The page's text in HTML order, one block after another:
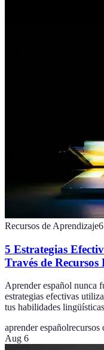
Recursos de Aprendizaje6
5 Estrategias
Través de Recursos
Aprender español nunca
estrategias efectivas
tus habilidades
aprender españolrecursos
Aug 6